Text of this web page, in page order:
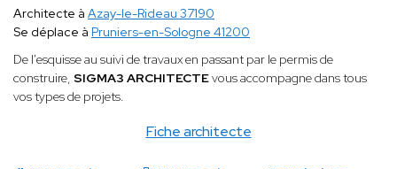
Fiche architecte
Architecte à Azay-le-Rideau 37190
Se déplace à Pruniers-en-Sologne 41200
De l'esquisse au suivi de travaux en passant par le permis de
construire, SIGMA3 ARCHITECTEvous accompagne dans tous
vos types de projets.